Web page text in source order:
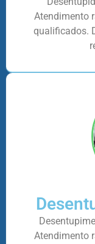
Atendimento
qualificados.
Atendimento